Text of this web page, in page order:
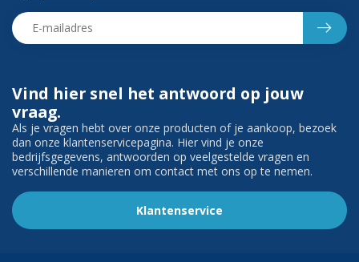
Vind hier snel het antwoord op jouw
vraag.
Als je vragen hebt over onze producten of je aankoop, bezoek
dan onze klantenservicepagina. Hier vind je onze
bedrijfsgegevens, antwoorden op veelgestelde vragen en
verschillende manieren om contact met ons op te nemen.
Klantenservice